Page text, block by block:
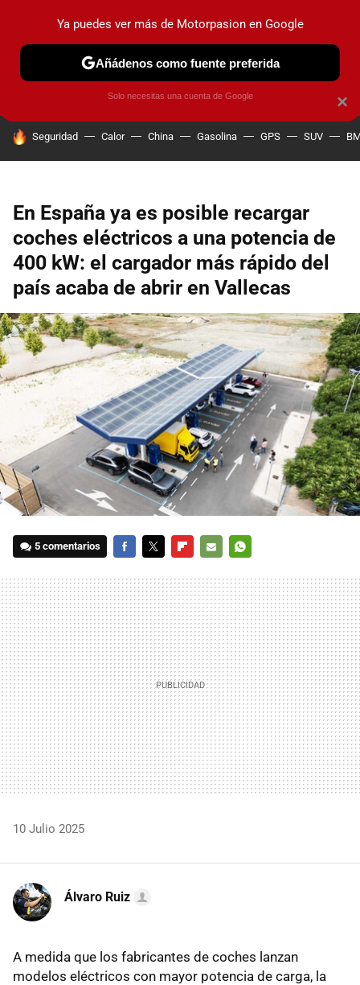
PRUEBAS COCHES ELÉCTRICOS OBSERVATORIO
HOY SE HABLA DE
Seguridad Calor China Gasolina GPS SUV
En España ya es posible recargar
coches eléctricos a una potencia de
400 kW: el cargador más rápido del
país acaba de abrir en Vallecas
5 comentarios
MAIL
10 Julio 2025
Álvaro Ruiz
A medida que los fabricantes de coches lanzan
modelos eléctricos con mayor potencia de carga, la
×
Ya puedes ver más de Motorpasion en Google
Añádenos como fuente preferida
Solo necesitas una cuenta de Google